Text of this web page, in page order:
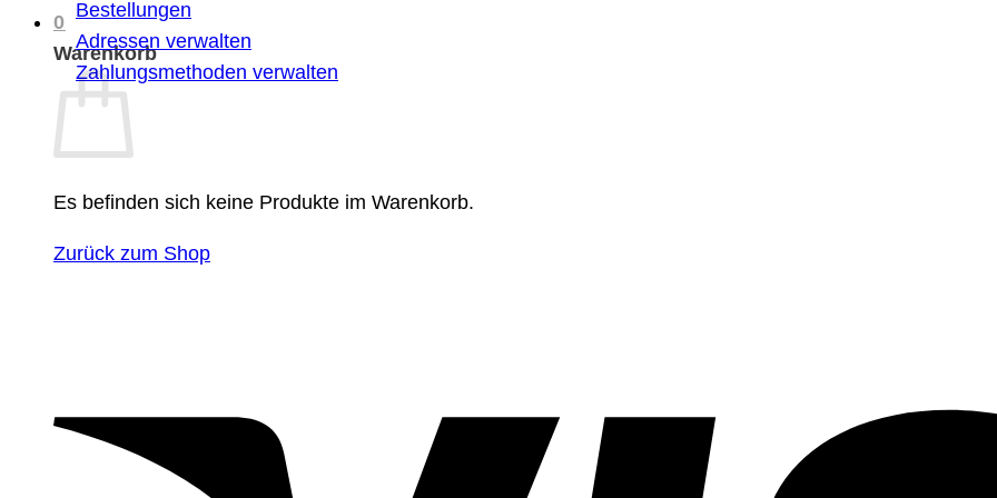
0
Warenkorb
Es befinden sich keine Produkte im Warenkorb.
Zurück zum Shop
Bestellungen
Adressen verwalten
Zahlungsmethoden verwalten